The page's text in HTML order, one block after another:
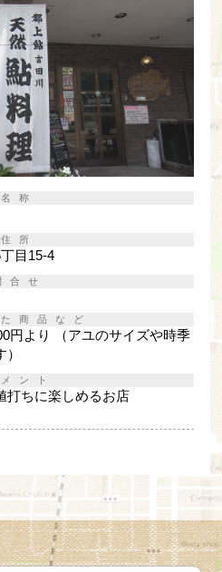
名称
住所
目15-4
合せ
商品など
円より （アユのサイズや時季
ント
打ちに楽しめるお店